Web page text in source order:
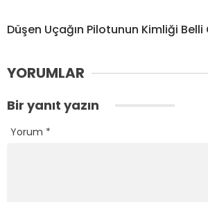
Düşen Uçağın Pilotunun Kimliği Belli
YORUMLAR
Bir yanıt yazın
Yorum *